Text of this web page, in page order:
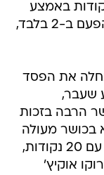
הכוכב האמריקאי, שקלע 15 נקודות באמצע
השבוע שעבר נגד ורסאץ', הסתפק הפעם ב-2 בלבד,
את הפסד
שעבר,
הרבה בזכות
בכושר מעולה
מפתיחת העונה, הוביל את המנצחים עם 20 נקודות,
אוקיץ'